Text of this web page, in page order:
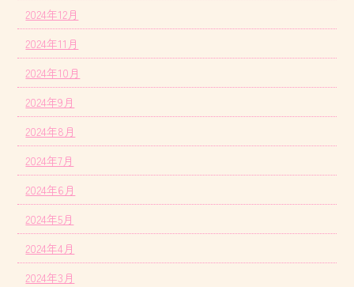
2024年12月
2024年11月
2024年10月
2024年9月
2024年8月
2024年7月
2024年6月
2024年5月
2024年4月
2024年3月